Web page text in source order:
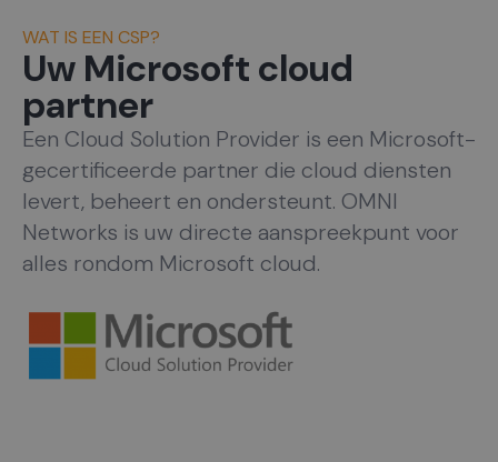
WAT IS EEN CSP?
Uw Microsoft cloud
partner
Een Cloud Solution Provider is een Microsoft-
gecertificeerde partner die cloud diensten
levert, beheert en ondersteunt. OMNI
Networks is uw directe aanspreekpunt voor
alles rondom Microsoft cloud.